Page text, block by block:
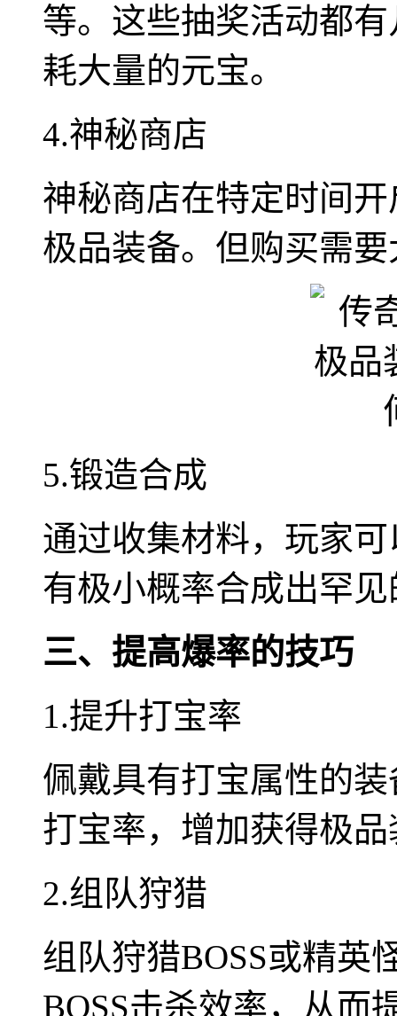
等。这些抽奖活动都
耗大量的元宝。
4.神秘商店
神秘商店在特定时间
极品装备。但购买需
5.锻造合成
通过收集材料，玩家
有极小概率合成出罕
三、提高爆率的技巧
1.提升打宝率
佩戴具有打宝属性的
打宝率，增加获得极
2.组队狩猎
组队狩猎BOSS或精英
BOSS击杀效率，从而